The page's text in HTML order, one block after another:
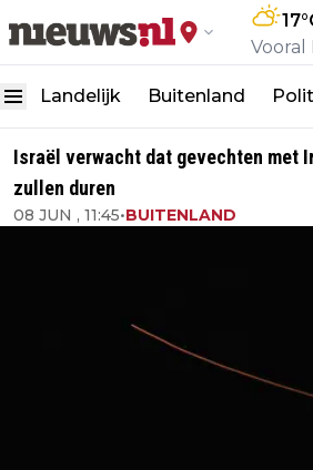
17
Vooral
Landelijk Buitenland
Israël verwacht dat gevechten met
zullen duren
08 JUN , 11:45•BUITENLAND